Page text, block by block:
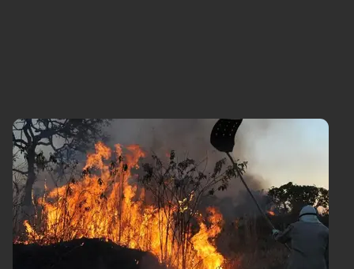
Agronegócios
Brasil
Brasil Mineral
Ciência &
Tecnologia
Cinema
Comportamento
Cultura
Economia
Educação
Infraestrutura
Internacional
Meio Ambiente
Podcast
Política
Saúde
Tempo